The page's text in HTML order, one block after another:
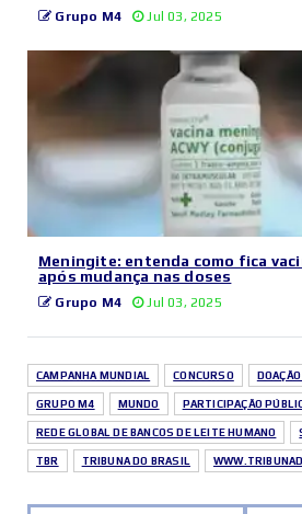
Grupo M4 Jul 03, 2025
Meningite: entenda como fica
após mudança nas doses
Grupo M4 Jul 03, 2025
CAMPANHA MUNDIAL CONCURSO
GRUPO M4 MUNDO PARTICIPAÇÃO
REDE GLOBAL DE BANCOS DE LEITE HUMANO
TBR TRIBUNA DO BRASIL